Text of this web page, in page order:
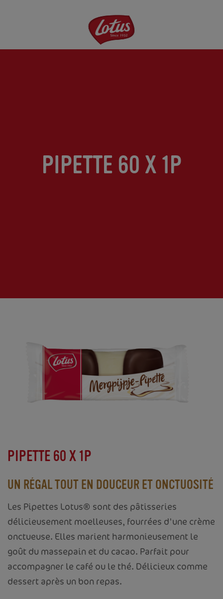
principal
PIPETTE 60 X 1P
PIPETTE 60 X 1P
UN RÉGAL TOUT EN DOUCEUR ET ONCTUOSITÉ
Les Pipettes Lotus® sont des pâtisseries
délicieusement moelleuses, fourrées d'une crème
onctueuse. Elles marient harmonieusement le
goût du massepain et du cacao. Parfait pour
accompagner le café ou le thé. Délicieux comme
dessert après un bon repas.